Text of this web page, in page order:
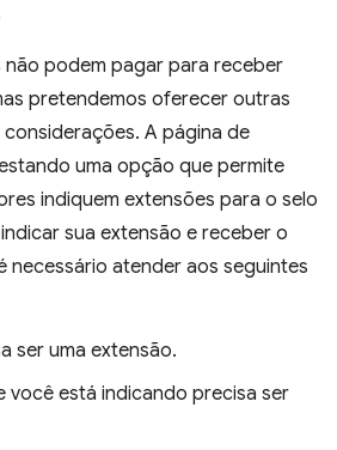
podem pagar para receber
pretendemos oferecer outras
A página de
uma opção que permite
indiquem extensões para o selo
sua extensão e receber o
necessário atender aos seguintes
ser uma extensão.
você está indicando precisa ser